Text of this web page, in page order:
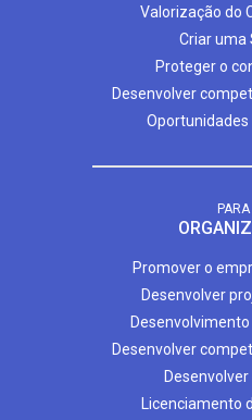
Valorização do
Criar
Proteger o
Desenvolver
Promover o
Desenvolver
Desenvolver
Licenciamento